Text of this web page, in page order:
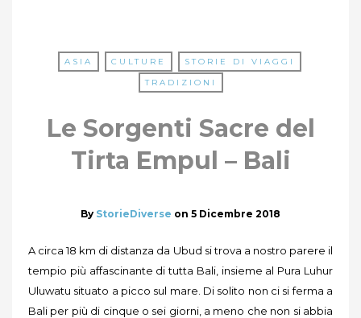
ASIA CULTURE
STORIE DI VIAGGI
TRADIZIONI
Le Sorgenti Sacre del
Tirta Empul – Bali
By StorieDiverse on 5 Dicembre 2018
A circa 18 km di distanza da Ubud si trova a nostro parere il
tempio più affascinante di tutta Bali, insieme al Pura Luhur
Uluwatu situato a picco sul mare. Di solito non ci si ferma a
Bali per più di cinque o sei giorni, a meno che non si abbia